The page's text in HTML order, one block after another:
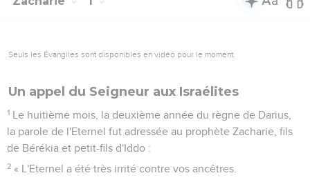
Seuls les Évangiles sont disponibles en vidéo pour le moment.
Un appel du Seigneur aux Israélites
1 Le huitième mois, la deuxième année du règne de Darius,
la parole de l'Eternel fut adressée au prophète Zacharie, fils
de Bérékia et petit-fils d'Iddo :
2 « L'Eternel a été très irrité contre vos ancêtres.